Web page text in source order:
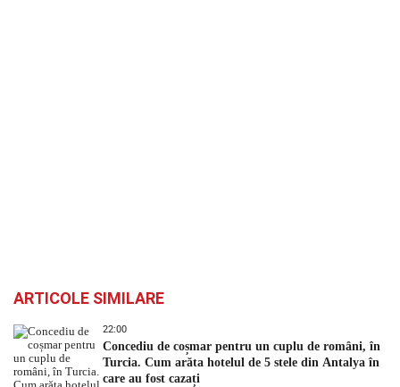
ARTICOLE SIMILARE
22:00
Concediu de coșmar pentru un cuplu de români, în
Turcia. Cum arăta hotelul de 5 stele din Antalya în
care au fost cazați